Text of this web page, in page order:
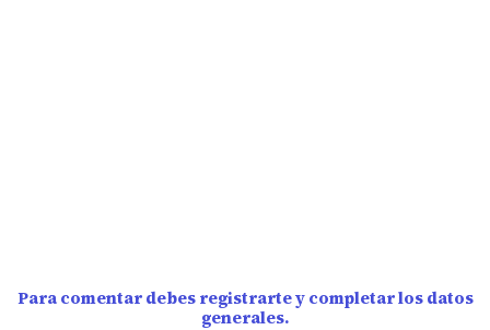
Para comentar debes registrarte y completar los datos
generales.